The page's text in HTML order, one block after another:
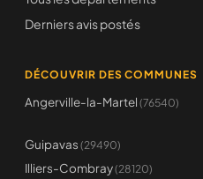
Derniers avis postés
DÉCOUVRIR DES COMMUNES
Angerville-la-Martel (76540)
Guipavas (29490)
Illiers-Combray(28120)